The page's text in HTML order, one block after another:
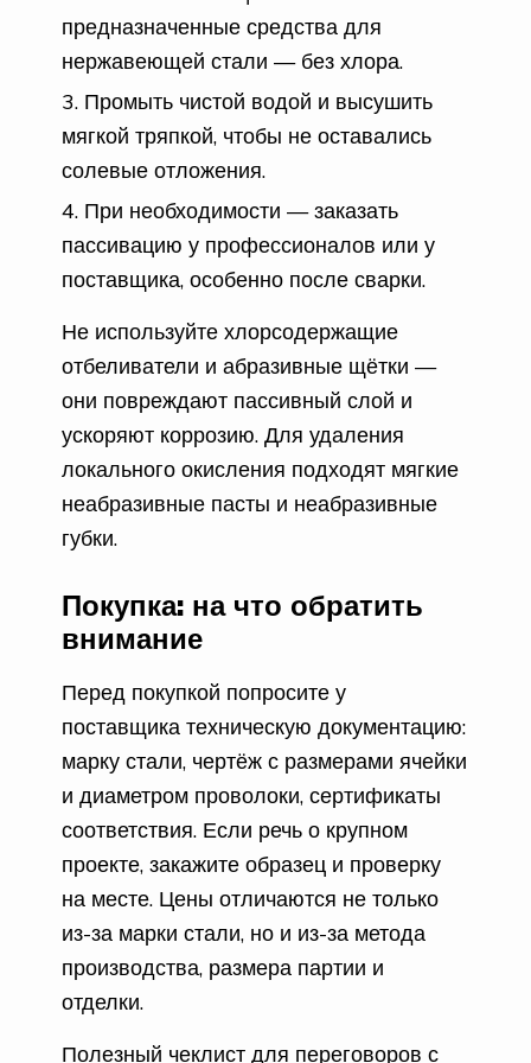
предназначенные средства для
нержавеющей стали — без хлора.
Промыть чистой водой и высушить
мягкой тряпкой, чтобы не оставались
солевые отложения.
При необходимости — заказать
пассивацию у профессионалов или у
поставщика, особенно после сварки.
Не используйте хлорсодержащие
отбеливатели и абразивные щётки —
они повреждают пассивный слой и
ускоряют коррозию. Для удаления
локального окисления подходят мягкие
неабразивные пасты и неабразивные
губки.
Покупка: на что обратить
внимание
Перед покупкой попросите у
поставщика техническую документацию:
марку стали, чертёж с размерами ячейки
и диаметром проволоки, сертификаты
соответствия. Если речь о крупном
проекте, закажите образец и проверку
на месте. Цены отличаются не только
из-за марки стали, но и из-за метода
производства, размера партии и
отделки.
Полезный чеклист для переговоров с